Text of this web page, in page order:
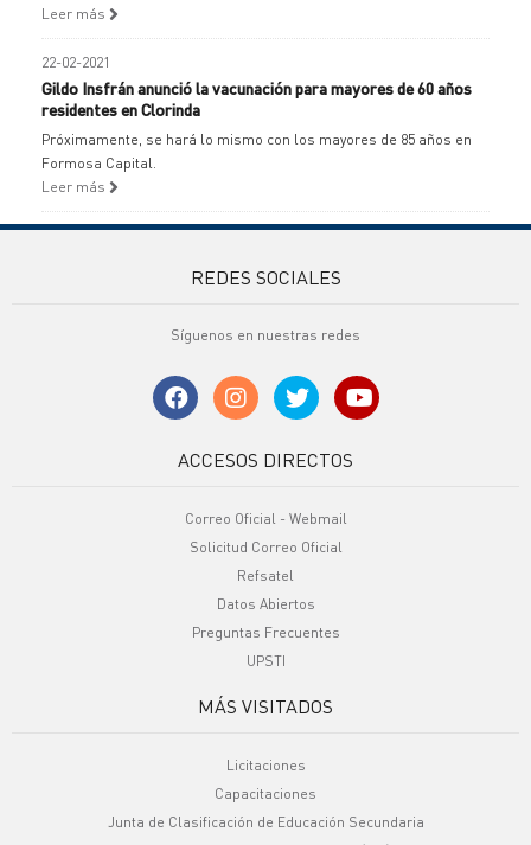
Leer más
22-02-2021
Gildo Insfrán anunció la vacunación para mayores de 60 años
residentes en Clorinda
Próximamente, se hará lo mismo con los mayores de 85 años en
Formosa Capital.
Leer más
REDES SOCIALES
Síguenos en nuestras redes
ACCESOS DIRECTOS
Correo Oficial - Webmail
Solicitud Correo Oficial
Refsatel
Datos Abiertos
Preguntas Frecuentes
UPSTI
MÁS VISITADOS
Licitaciones
Capacitaciones
Junta de Clasificación de Educación Secundaria